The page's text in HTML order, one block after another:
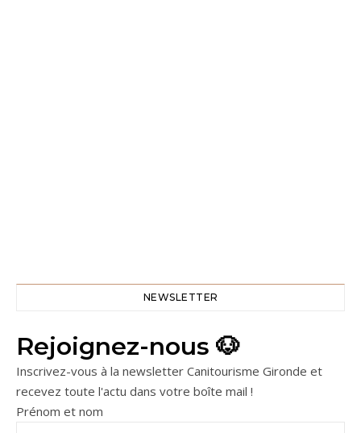
NEWSLETTER
Rejoignez-nous 🐶
Inscrivez-vous à la newsletter Canitourisme Gironde et
recevez toute l'actu dans votre boîte mail !
Prénom et nom